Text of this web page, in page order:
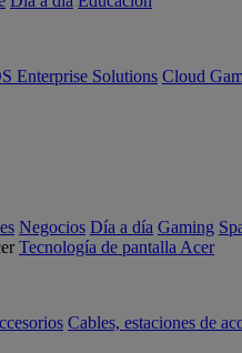
Enterprise Solutions Cloud
Negocios Día a día Gaming
Tecnología de pantalla Acer
Cables, estaciones de